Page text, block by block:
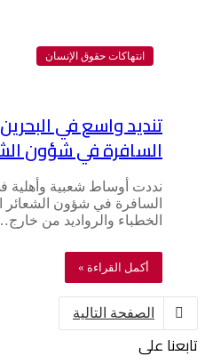
انتهاكات حقوق الإنسان
تنديد واسع في
السافرة في شؤون
نددت أوساط شعبية وأهلية
السافرة في شؤون الشعائر
الخطباء والرواديد من
أكمل القراءة »
الصفحة التالية
تابعنا على